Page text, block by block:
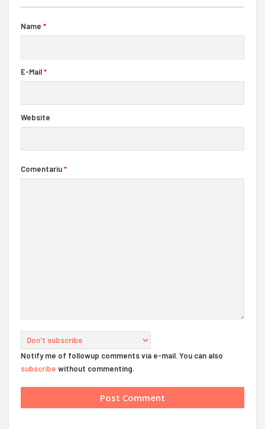
Name *
E-Mail*
Website
Comentariu*
Notify me of followup comments via e-mail. You can also
subscribe without commenting.